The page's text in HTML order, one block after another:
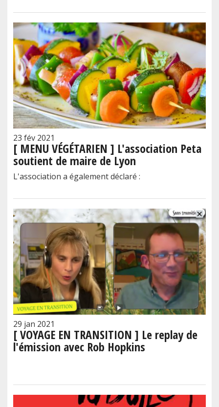
23 fév 2021
[ MENU VÉGÉTARIEN ] L'association Peta
soutient de maire de Lyon
L'association a également déclaré :
29 jan 2021
[ VOYAGE EN TRANSITION ] Le replay de
l'émission avec Rob Hopkins